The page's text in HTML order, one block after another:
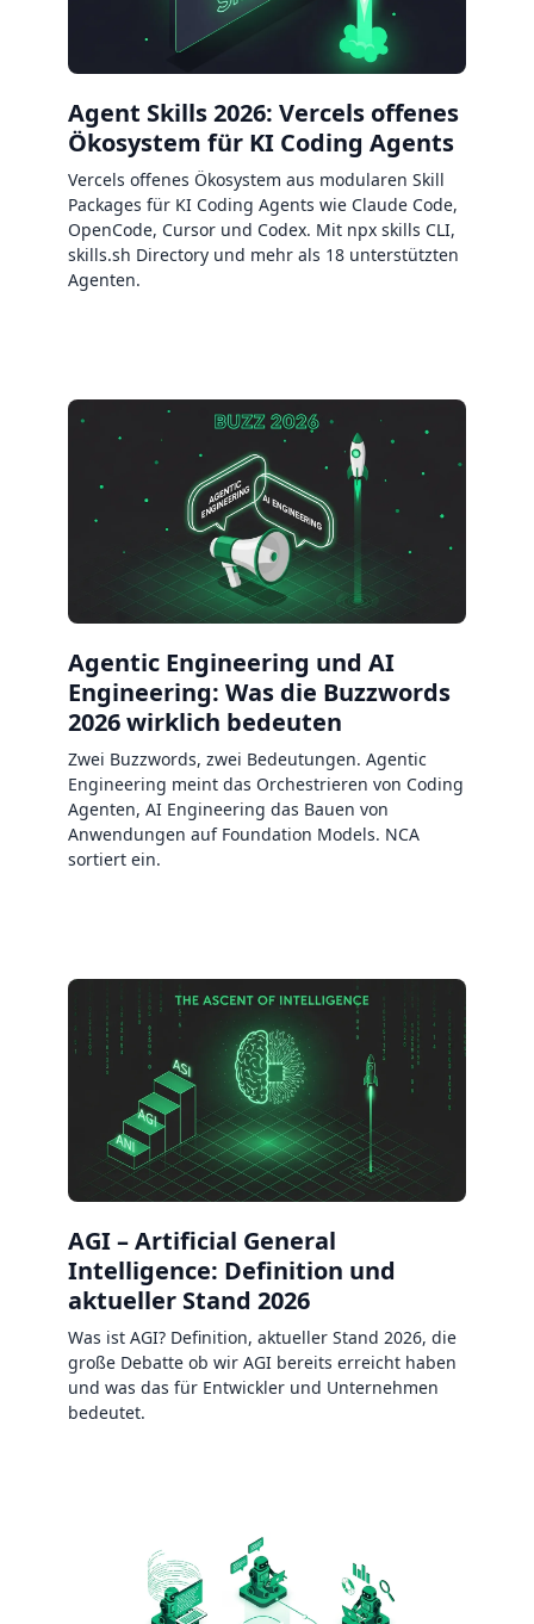
Agent Skills 2026: Vercels offenes
Ökosystem für KI Coding Agents
Vercels offenes Ökosystem aus modularen Skill
Packages für KI Coding Agents wie Claude Code,
OpenCode, Cursor und Codex. Mit npx skills CLI,
skills.sh Directory und mehr als 18 unterstützten
Agenten.
Agentic Engineering und AI
Engineering: Was die Buzzwords
2026 wirklich bedeuten
Zwei Buzzwords, zwei Bedeutungen. Agentic
Engineering meint das Orchestrieren von Coding
Agenten, AI Engineering das Bauen von
Anwendungen auf Foundation Models. NCA
sortiert ein.
AGI – Artificial General
Intelligence: Definition und
aktueller Stand 2026
Was ist AGI? Definition, aktueller Stand 2026, die
große Debatte ob wir AGI bereits erreicht haben
und was das für Entwickler und Unternehmen
bedeutet.